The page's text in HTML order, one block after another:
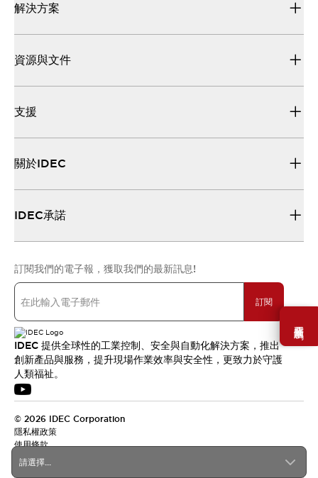
需要幫助嗎？
請選擇...
解決方案
資源與文件
支援
關於IDEC
IDEC承諾
訂閱我們的電子報，獲取我們的最新訊息!
訂閱
IDEC 提供全球性的工業控制、安全與自動化解決方案，推出
創新產品與服務，提升現場作業效率與安全性，更致力於守護
人類福祉。
© 2026 IDEC Corporation
隱私權政策
使用條款
台灣